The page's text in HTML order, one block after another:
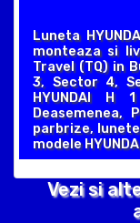
Luneta
monteaza si
Travel (TQ) in
3, Sector 4,
HYUNDAI
Deasemenea,
parbrize,
modele
Vezi si